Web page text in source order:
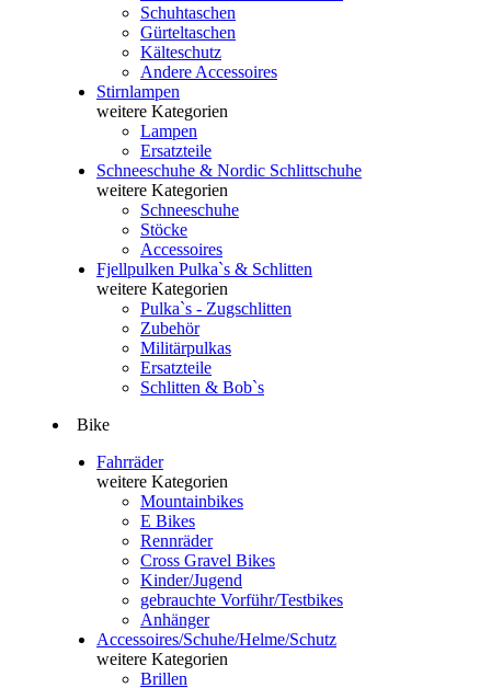
Schuhtaschen
Gürteltaschen
Kälteschutz
Andere Accessoires
Stirnlampen
weitere Kategorien
Lampen
Ersatzteile
Schneeschuhe & Nordic Schlittschuhe
weitere Kategorien
Schneeschuhe
Stöcke
Accessoires
Fjellpulken Pulka`s & Schlitten
weitere Kategorien
Pulka`s - Zugschlitten
Zubehör
Militärpulkas
Ersatzteile
Schlitten & Bob`s
Bike
Fahrräder
weitere Kategorien
Mountainbikes
E Bikes
Rennräder
Cross Gravel Bikes
Kinder/Jugend
gebrauchte Vorführ/Testbikes
Anhänger
Accessoires/Schuhe/Helme/Schutz
weitere Kategorien
Brillen